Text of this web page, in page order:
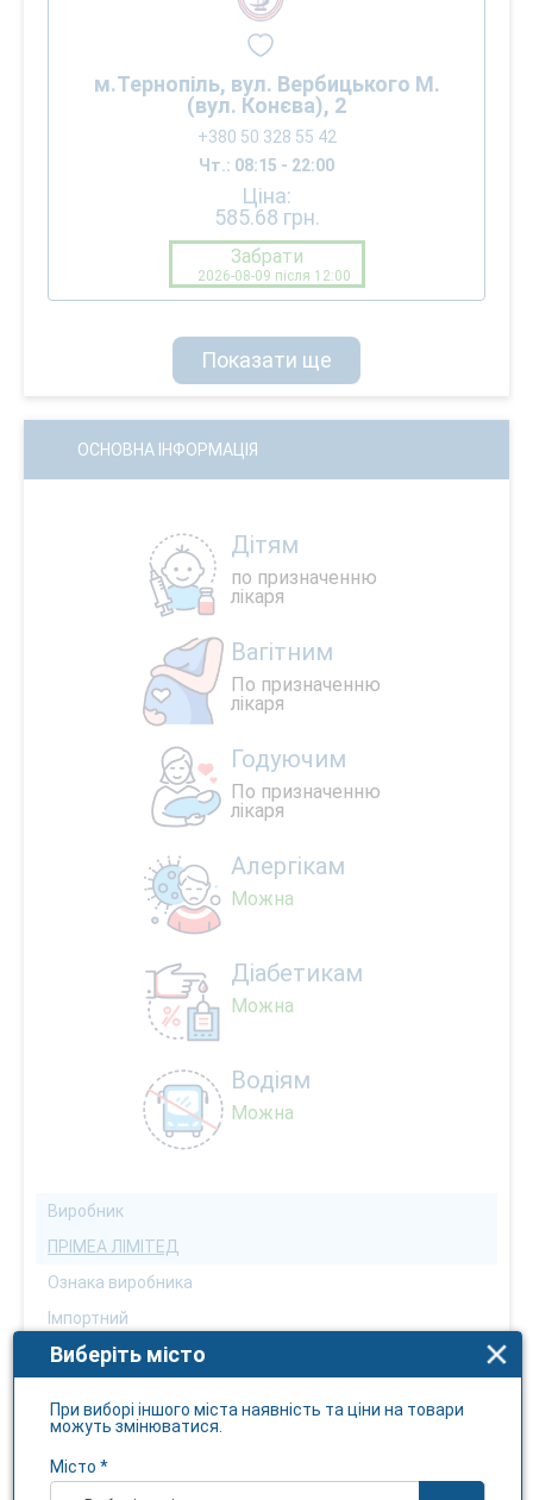
м.Тернопіль, вул. Вербицького М.
(вул. Конєва), 2
+380 50 328 55 42
Чт.: 08:15 - 22:00
Ціна:
585.68 грн.
Забрати
2026-08-09 після 12:00
Показати ще
ОСНОВНА ІНФОРМАЦІЯ
Дітям
по призначенню
лікаря
Вагітним
По призначенню
лікаря
Годуючим
По призначенню
лікаря
Алергікам
Можна
Діабетикам
Можна
Водіям
Можна
Виробник
ПРІМЕА ЛІМІТЕД
Ознака виробника
Імпортний
Країна виробника
Бренд
ФЕРНИКСИЛ
Виберіть місто
При виборі іншого міста наявність та ціни на товари
можуть змінюватися.
Місто *